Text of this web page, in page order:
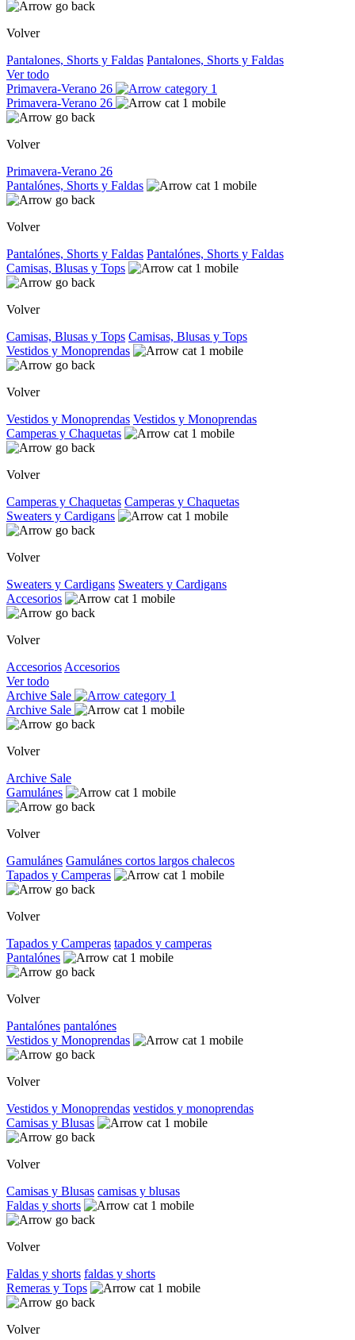
Volver
Pantalones, Shorts y Faldas Pantalones, Shorts y Faldas
Ver todo
Primavera-Verano 26
Primavera-Verano 26
Volver
Primavera-Verano 26
Pantalónes, Shorts y Faldas
Volver
Pantalónes, Shorts y Faldas Pantalónes, Shorts y Faldas
Camisas, Blusas y Tops
Volver
Camisas, Blusas y Tops Camisas, Blusas y Tops
Vestidos y Monoprendas
Volver
Vestidos y Monoprendas Vestidos y Monoprendas
Camperas y Chaquetas
Volver
Camperas y Chaquetas Camperas y Chaquetas
Sweaters y Cardigans
Volver
Sweaters y Cardigans Sweaters y Cardigans
Accesorios
Volver
Accesorios Accesorios
Ver todo
Archive Sale
Archive Sale
Volver
Archive Sale
Gamulánes
Volver
Gamulánes Gamulánes cortos largos chalecos
Tapados y Camperas
Volver
Tapados y Camperas tapados y camperas
Pantalónes
Volver
Pantalónes pantalónes
Vestidos y Monoprendas
Volver
Vestidos y Monoprendas vestidos y monoprendas
Camisas y Blusas
Volver
Camisas y Blusas camisas y blusas
Faldas y shorts
Volver
Faldas y shorts faldas y shorts
Remeras y Tops
Volver